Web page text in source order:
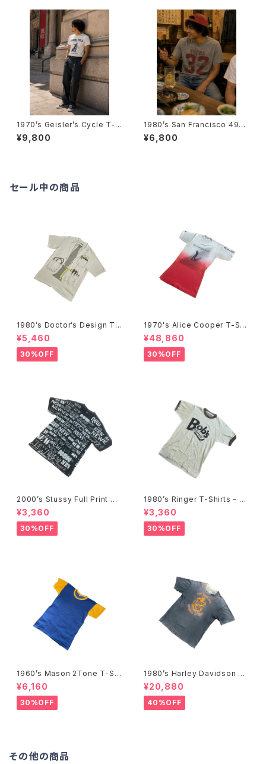
1970’s Geisler’s Cycle T-S
hirts -1970年代 ガイスラーズ
サイクルTシャツ-
¥9,800
1980’s San Francisco 49ER
S Training Camp T-Shirts -
1980年代 サンフランシスコ・フ
¥6,800
セール中の商品
1980’s Doctor’s Design Tr
ompe-l'œil T-Shirts -1980
年代 騙し絵Tシャツ-
¥5,460
30%OFF
1970's Alice Cooper T-Shi
rts -1970年代 アリス・クーパ
ーTシャツ-
¥48,860
30%OFF
2000’s Stussy Full Print T-
Shirts -2000年代 ステューシ
ー フルプリントTシャツ-
¥3,360
30%OFF
1980’s Ringer T-Shirts - 19
80年代 リンガーTシャツ-
¥3,360
30%OFF
1960’s Mason 2Tone T-Shi
rts -1960年代 メイソン 2トー
ンTシャツ-
¥6,160
30%OFF
1980’s Harley Davidson T-
Shirts -1980年代 ハーレー・
ダビッドソン Tシャツ-
¥20,880
40%OFF
その他の商品